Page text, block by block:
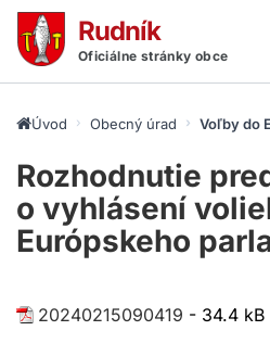
obsahu
Rudník
Oficiálne stránky obce
Úvod Obecný úrad Voľby do
Rozhodnutie
o vyhlásení
Európskeho
20240215090419 - 34.4 kB